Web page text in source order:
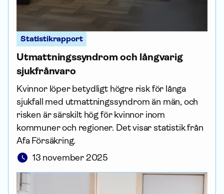
Statistikrapport
Utmattnings­syndrom och långvarig
sjukfrånvaro
Kvinnor löper betydligt högre risk för långa
sjukfall med utmattnings­syndrom än män, och
risken är särskilt hög för kvinnor inom
kommuner och regioner. Det visar statistik från
Afa För­säkring.
13 november 2025